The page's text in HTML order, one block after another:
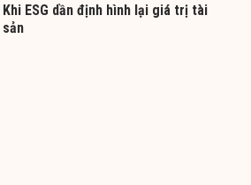
Khi ESG dần định hình lại giá trị tài
sản